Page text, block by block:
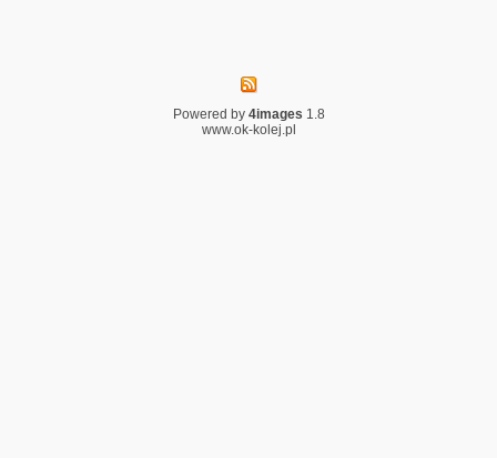
Powered by 4images 1.8
www.ok-kolej.pl